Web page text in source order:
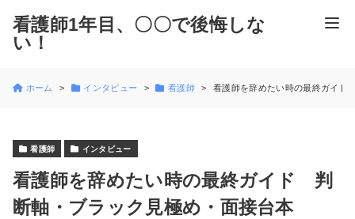
看護師1年目、〇〇で後悔しな
い！
ホーム インタビュー 看護師 看護師を辞めたい時の最終ガイ
看護師 インタビュー
看護師を辞めたい時の最終ガイド 判
断軸・ブラック見極め・面接台本